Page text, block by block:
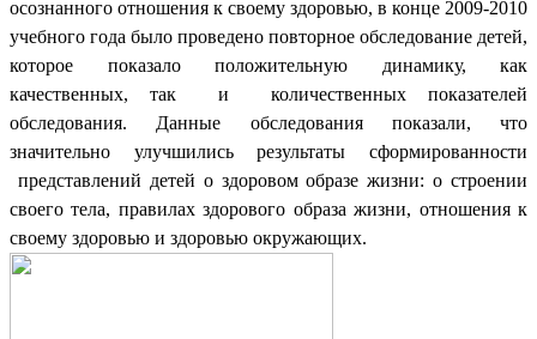
осознанного отношения к своему здоровью, в конце 2009-2010
учебного года было проведено повторное обследование детей,
которое показало положительную динамику, как
качественных, так и количественных показателей
обследования. Данные обследования показали, что
значительно улучшились результаты сформированности
представлений детей о здоровом образе жизни: о строении
своего тела, правилах здорового образа жизни, отношения к
своему здоровью и здоровью окружающих.